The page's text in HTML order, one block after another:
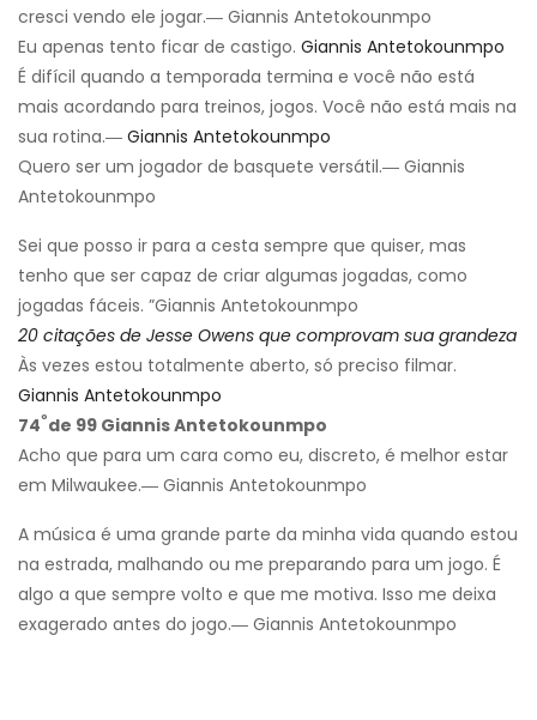
cresci vendo ele jogar.― Giannis Antetokounmpo
Eu apenas tento ficar de castigo. Giannis Antetokounmpo
É difícil quando a temporada termina e você não está
mais acordando para treinos, jogos. Você não está mais na
sua rotina.― Giannis Antetokounmpo
Quero ser um jogador de basquete versátil.― Giannis
Antetokounmpo
Sei que posso ir para a cesta sempre que quiser, mas
tenho que ser capaz de criar algumas jogadas, como
jogadas fáceis. ”Giannis Antetokounmpo
20 citações de Jesse Owens que comprovam sua grandeza
Às vezes estou totalmente aberto, só preciso filmar.
Giannis Antetokounmpo
74ºde 99 Giannis Antetokounmpo
Acho que para um cara como eu, discreto, é melhor estar
em Milwaukee.― Giannis Antetokounmpo
A música é uma grande parte da minha vida quando estou
na estrada, malhando ou me preparando para um jogo. É
algo a que sempre volto e que me motiva. Isso me deixa
exagerado antes do jogo.― Giannis Antetokounmpo